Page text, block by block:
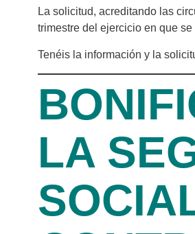
La solicitud, acreditando las
trimestre del ejercicio en que
Tenéis la información y la
LA